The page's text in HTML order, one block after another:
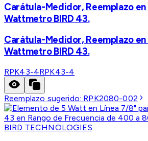
Carátula-Medidor, Reemplazo
Wattmetro BIRD 43.
Carátula-Medidor, Reemplazo
Wattmetro BIRD 43.
RPK43-4RPK43-4
Reemplazo sugerido: RPK2080-002
BIRD TECHNOLOGIES